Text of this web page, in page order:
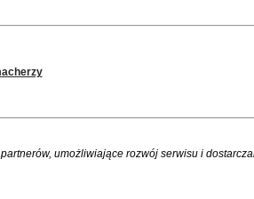
umożliwiające rozwój serwisu i